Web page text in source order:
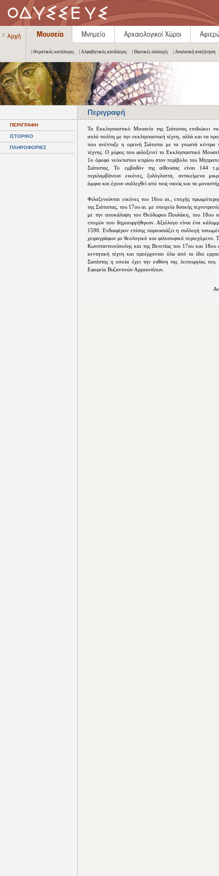
| Θεματικός κατάλογος | Αλφαβητικός κατάλογος | Ιδιωτικές συλλογές | Αναλυτική αναζήτηση
Περιγραφή
ΠΕΡΙΓΡΑΦΗ
ΙΣΤΟΡΙΚΟ
ΠΛΗΡΟΦΟΡΙΕΣ
Το Εκκλησιαστικό Μουσείο της Σιάτιστας επιδιώκει
απλό πολίτη με την εκκλησιαστική τέχνη, αλλά και να
που ανέπτυξε η ορεινή Σιάτιστα με τα γνωστά κέντρα
τέχνης. Ο χώρος που φιλοξενεί το Εκκλησιαστικό
1ο όροφο νεόκτιστου κτιρίου στον περίβολο του
Σιάτιστας. Το εμβαδόν της αίθουσας είναι 144
περιλαμβάνουν εικόνες, ξυλόγλυπτα, αντικείμενα
άμφια και έχουν συλλεχθεί από τους ναούς και τα
Φιλοξενούνται εικόνες του 16ου αι., εποχής
της Σιάτιστας, του 17ου αι. με στοιχεία δυτικής
με την αποκάλυψη του Θεόδωρου Πουλάκη, του 18ου
εποχών που δημιουργήθηκαν. Αξιόλογο είναι ένα
1590. Ενδιαφέρον επίσης παρουσιάζει η συλλογή
χειρογράφων με θεολογικό και φιλοσοφικό περιεχόμενο.
Κωνσταντινούπολης και της Βενετίας του 17ου και
κεντητική τέχνη και προέρχονται όλα από το ίδιο
Σιατίστης η οποία έχει την ευθύνη της λειτουργίας
Εφορεία Βυζαντινών Αρχαιοτήτων.